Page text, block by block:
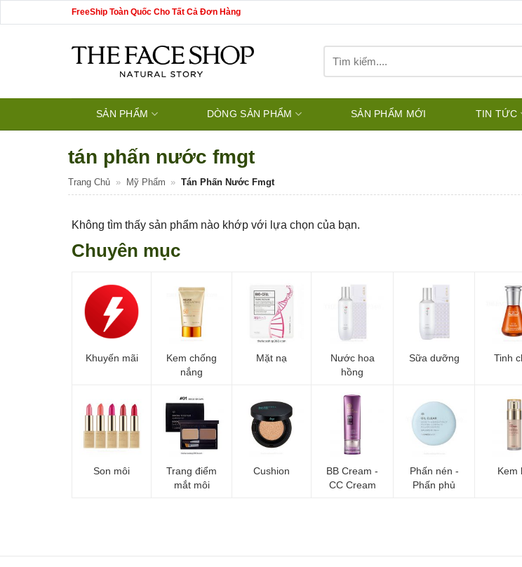
qua
FreeShip Toàn Quốc Cho Tất Cả Đơn Hàng
kiếm:
SẢN PHẨM DÒNG SẢN PHẨM SẢN PHẨM MỚI TIN TỨC
tán phấn nước fmgt
Trang Chủ » Mỹ Phẩm » Tán Phấn Nước Fmgt
Không tìm thấy sản phẩm nào khớp với lựa chọn của bạn.
Chuyên mục
Khuyến mãi
Kem chống
nắng
Mặt nạ
Nước hoa
hồng
Sữa dưỡng Tinh
Son môi
Trang điểm
mắt môi
Cushion
BB Cream -
CC Cream
Phấn nén -
Phấn phủ
Kem